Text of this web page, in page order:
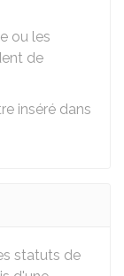
ou les
de
inséré dans
statuts de